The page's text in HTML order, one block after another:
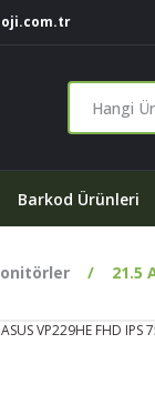
Barkod Ürünleri
21.5